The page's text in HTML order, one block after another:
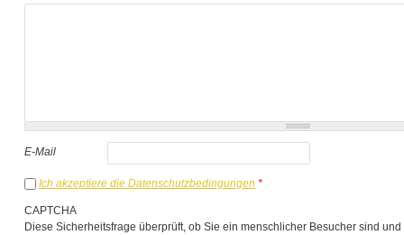
E-Mail
Ich akzeptiere die Datenschutzbedingungen *
CAPTCHA
Diese Sicherheitsfrage überprüft, ob Sie ein menschlicher Besucher sind